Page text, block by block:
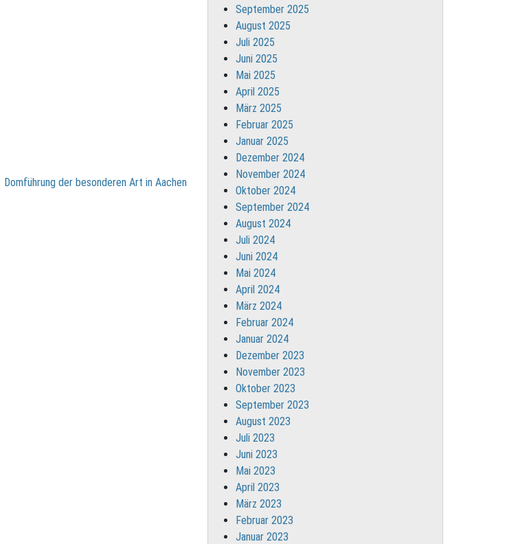
Domführung der besonderen Art in Aachen
September 2025
August 2025
Juli 2025
Juni 2025
Mai 2025
April 2025
März 2025
Februar 2025
Januar 2025
Dezember 2024
November 2024
Oktober 2024
September 2024
August 2024
Juli 2024
Juni 2024
Mai 2024
April 2024
März 2024
Februar 2024
Januar 2024
Dezember 2023
November 2023
Oktober 2023
September 2023
August 2023
Juli 2023
Juni 2023
Mai 2023
April 2023
März 2023
Februar 2023
Januar 2023